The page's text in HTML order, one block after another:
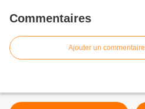
Commentaires
Ajouter un commentaire